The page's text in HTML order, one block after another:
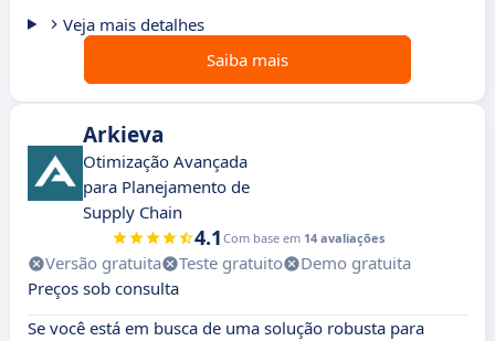
Veja mais detalhes
Saiba mais
Arkieva
Otimização Avançada
para Planejamento de
Supply Chain
4.1 Com base em 14 avaliações
Versão gratuita Teste gratuito
Demo gratuita
Preços sob consulta
Se você está em busca de uma solução robusta para